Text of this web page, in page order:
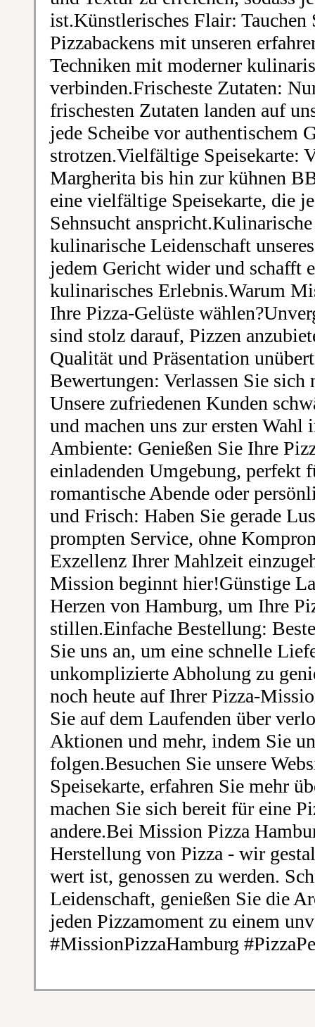
ist.Künstlerisches Flair:
Pizzabackens mit unseren
Techniken mit moderner
verbinden.Frischeste Zutaten:
frischesten Zutaten landen auf
jede Scheibe vor authentischem
strotzen.Vielfältige Speisekarte:
Margherita bis hin zur kühnen
eine vielfältige Speisekarte, die
Sehnsucht
kulinarische Leidenschaft
jedem Gericht wider und schafft
kulinarisches Erlebnis.Warum
Ihre Pizza-Gelüste
sind stolz darauf, Pizzen
Qualität und Präsentation
Bewertungen: Verlassen Sie
Unsere zufriedenen Kunden
und machen uns zur ersten
Ambiente: Genießen Sie Ihre
einladenden Umgebung, perfekt
romantische Abende oder
und Frisch: Haben Sie gerade
prompten Service, ohne
Exzellenz Ihrer Mahlzeit
Mission beginnt hier!Günstige
Herzen von Hamburg, um Ihre
stillen.Einfache Bestellung:
Sie uns an, um eine schnelle
unkomplizierte Abholung zu
noch heute auf Ihrer Pizza-
Sie auf dem Laufenden über
Aktionen und mehr, indem Sie
folgen.Besuchen Sie unsere
Speisekarte, erfahren Sie mehr
machen Sie sich bereit für eine
andere.Bei Mission Pizza
Herstellung von Pizza - wir
wert ist, genossen zu werden.
Leidenschaft, genießen Sie die
jeden Pizzamoment zu einem
#MissionPizzaHamburg